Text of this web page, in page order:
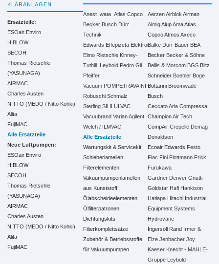
KLÄRANLAGEN
Ersatzteile:
ESOair Enviro
HIBLOW
SECOH
Thomas Rietschle
(YASUNAGA)
AIRMAC
Charles Austen
NITTO (MEDO / Nitto Kohki)
Alita
FujiMAC
Alle Ersatzteile
Neue Luftpumpen:
ESOair Enviro
HIBLOW
SECOH
Thomas Rietschle
(YASUNAGA)
AIRMAC
Charles Austen
NITTO (MEDO / Nitto Kohki)
Alita
FujiMAC
Anest Iwata Atlas Copco
Becker Busch Dürr
Technik
Edwards Effepizeta Elektror
Elmo Rietschle Kinney-
Tuthill Leybold Pedro Gil
Pfeiffer
Vacuum POMPETRAVAINI
Robuschi Schmalz
Sterling SIHI ULVAC
Vacuubrand Varian Agilent
Welch / ILMVAC
Alle Ersatzteile
Wartungskit & Servicekit
Schieberlamellen
Filterelementen
Vakuumpumpenlamellen
aus Kunststoff
Ölabscheideelementen
Ölfilterpatronen
Dichtungskits
Filterkomplettsätze
Zubehör & Betriebsstoffe
für Vakuumpumpen
AerzenAirblok Airman
Almig Alup Ama Atlas
Copco Atmos Axeco
Balke Dürr Bauer BEA
Becker Becker & Söhne
Bellis & Morcom BGS Blitz
Schneider Boehler Boge
Bottarini Broomwade
Busch
Ceccato Aria Compressa
Champion Air Tech
CompAir Crepelle Demag
Donaldson
Ecoair Edwards Festo
Fiac Fini Flottmann Frick
Furukawa
Gardner Denver Gnutti
Goldstar Hafi Hankison
Hatlapa Hitachi Industrial
Equipment Systems
Hydrovane
Ingersoll Rand Irmer &
Elze Jenbacher Joy
Kaeser Knecht - MAHLE-
Gruppe Leybold